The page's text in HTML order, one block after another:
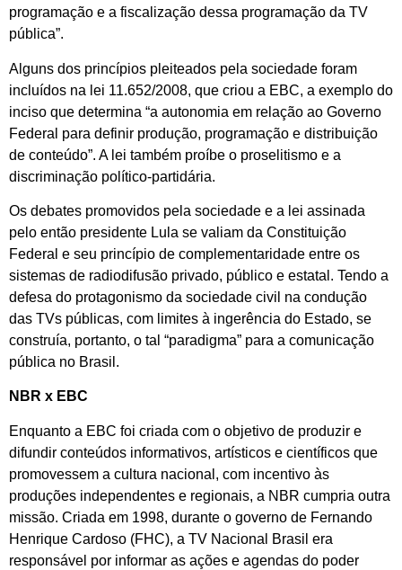
programação e a fiscalização dessa programação da TV
pública”.
Alguns dos princípios pleiteados pela sociedade foram
incluídos na lei 11.652/2008, que criou a EBC, a exemplo do
inciso que determina “a autonomia em relação ao Governo
Federal para definir produção, programação e distribuição
de conteúdo”. A lei também proíbe o proselitismo e a
discriminação político-partidária.
Os debates promovidos pela sociedade e a lei assinada
pelo então presidente Lula se valiam da Constituição
Federal e seu princípio de complementaridade entre os
sistemas de radiodifusão privado, público e estatal. Tendo a
defesa do protagonismo da sociedade civil na condução
das TVs públicas, com limites à ingerência do Estado, se
construía, portanto, o tal “paradigma” para a comunicação
pública no Brasil.
NBR x EBC
Enquanto a EBC foi criada com o objetivo de produzir e
difundir conteúdos informativos, artísticos e científicos que
promovessem a cultura nacional, com incentivo às
produções independentes e regionais, a NBR cumpria outra
missão. Criada em 1998, durante o governo de Fernando
Henrique Cardoso (FHC), a TV Nacional Brasil era
responsável por informar as ações e agendas do poder